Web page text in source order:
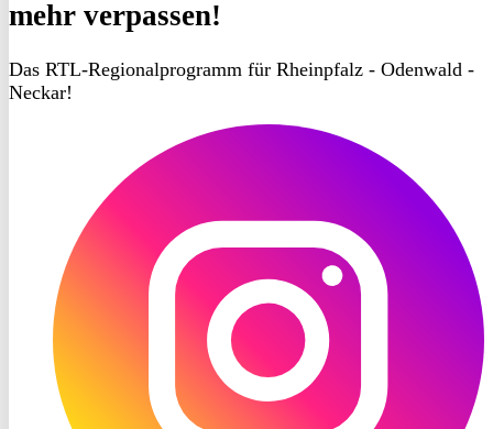
mehr verpassen!
Das RTL-Regionalprogramm für Rheinpfalz - Odenwald -
Neckar!
Instagram